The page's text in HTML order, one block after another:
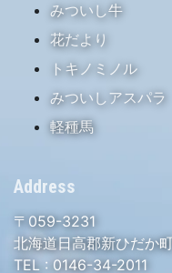
みついし牛
花だより
トキノミノル
みついしアスパラ
軽種馬
Address
〒059-3231
北海道日高郡新ひだか
TEL : 0146-34-2011